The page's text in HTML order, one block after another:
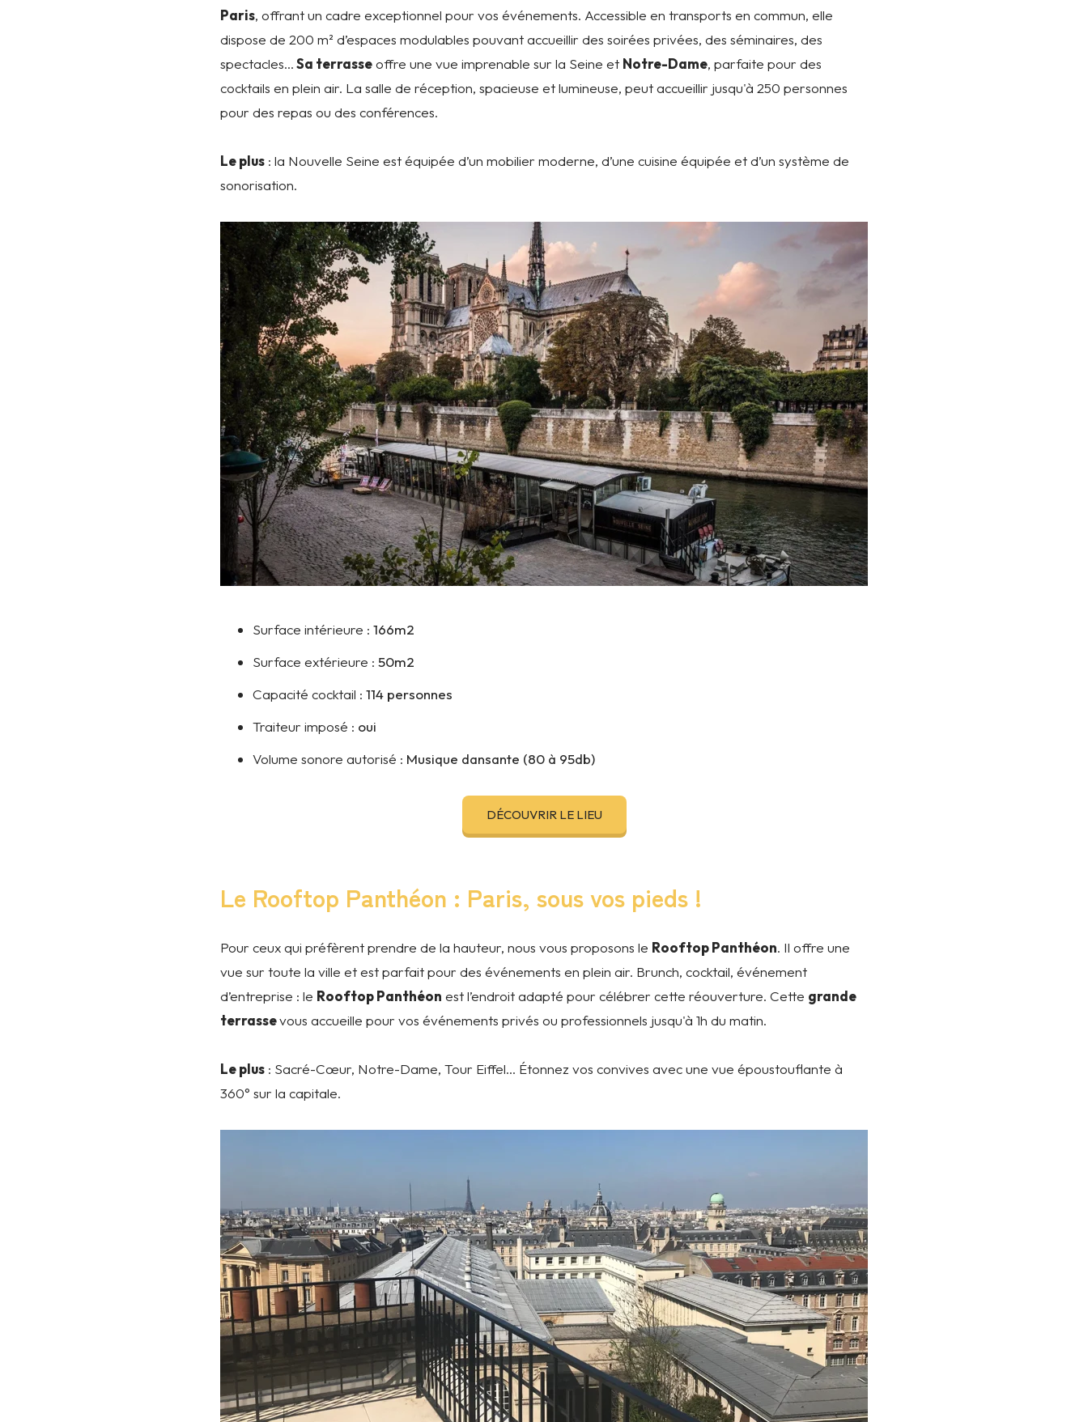
Paris, offrant un cadre exceptionnel pour vos événements. Accessible en transports en commun, elle
dispose de 200 m² d’espaces modulables pouvant accueillir des soirées privées, des séminaires, des
spectacles…Sa terrasseoffre une vue imprenable sur la Seine et Notre-Dame, parfaite pour des
cocktails en plein air. La salle de réception, spacieuse et lumineuse, peut accueillir jusqu'à 250 personnes
pour des repas ou des conférences.
Le plus : la Nouvelle Seine est équipée d’un mobilier moderne, d’une cuisine équipée et d’un système de
sonorisation.
Surface intérieure : 166m2
Surface extérieure : 50m2
Capacité cocktail : 114 personnes
Traiteur imposé : oui
Volume sonore autorisé : Musique dansante (80 à 95db)
DÉCOUVRIR LE LIEU
Le Rooftop Panthéon : Paris, sous vos pieds !
Pour ceux qui préfèrent prendre de la hauteur, nous vous proposons le Rooftop Panthéon. Il offre une
vue sur toute la ville et est parfait pour des événements en plein air. Brunch, cocktail, événement
d’entreprise : le Rooftop Panthéon est l’endroit adapté pour célébrer cette réouverture. Cette grande
terrassevous accueille pour vos événements privés ou professionnels jusqu'à 1h du matin.
Le plus : Sacré-Cœur, Notre-Dame, Tour Eiffel... Étonnez vos convives avec une vue époustouflante à
360° sur la capitale.